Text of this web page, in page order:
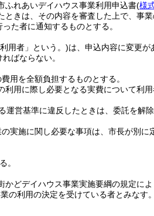
ふれあいデイハウス事業利用申込書(様
ときは、その内容を審査した上で、事
た者に通知するものとする。
用者」という。)は、申込内容に変更
ばならない。
用を全額負担するものとする。
用に際し必要となる実費について利用
運営基準に違反したときは、委託を解除
実施に関し必要な事項は、市長が別に
。
かどデイハウス事業実施要綱の規定に
の利用の決定を受けている者とみなす。